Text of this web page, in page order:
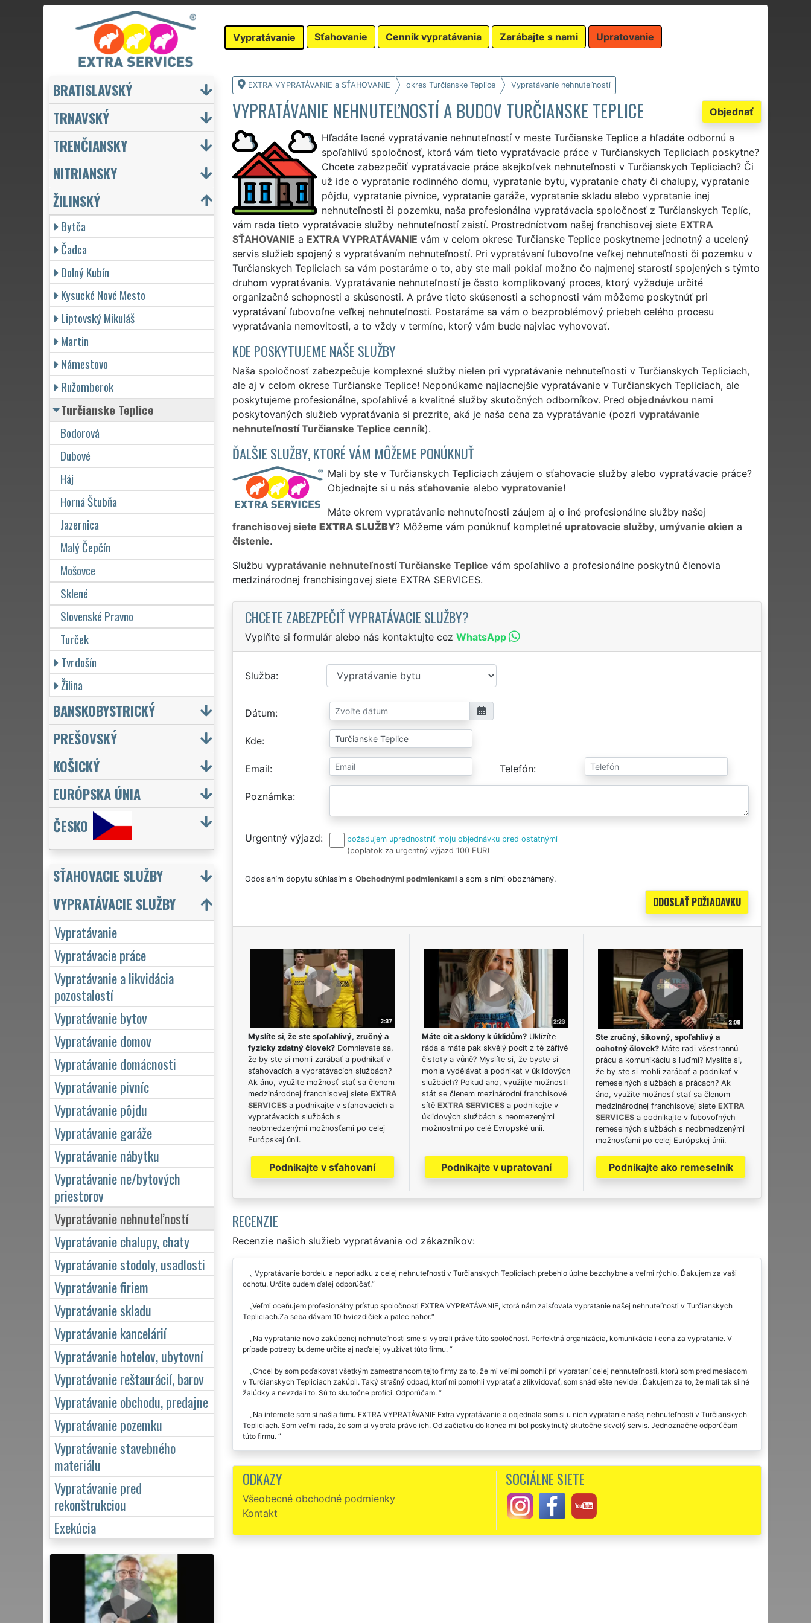
Vypratávanie Sťahovanie Cenník vypratávania Zarábajte s nami Upratovanie
EXTRA VYPRATÁVANIE a SŤAHOVANIE okres Turčianske Teplice Vypratávanie nehnuteľností
Objednať
VYPRATÁVANIE NEHNUTEĽNOSTÍ A BUDOV TURČIANSKE TEPLICE
Hľadáte lacné vypratávanie nehnuteľností v meste Turčianske Teplice a hľadáte odbornú a
spoľahlivú spoločnosť, ktorá vám tieto vypratávacie práce v Turčianskych Tepliciach poskytne?
Chcete zabezpečiť vypratávacie práce akejkoľvek nehnuteľnosti v Turčianskych Tepliciach? Či
už ide o vypratanie rodinného domu, vypratanie bytu, vypratanie chaty či chalupy, vypratanie
pôjdu, vypratanie pivnice, vypratanie garáže, vypratanie skladu alebo vypratanie inej
nehnuteľnosti či pozemku, naša profesionálna vypratávacia spoločnosť z Turčianskych Teplíc,
vám rada tieto vypratávacie služby nehnuteľností zaistí. Prostredníctvom našej franchisovej siete EXTRA
SŤAHOVANIE a EXTRA VYPRATÁVANIE vám v celom okrese Turčianske Teplice poskytneme jednotný a ucelený
servis služieb spojený s vypratávaním nehnuteľností. Pri vypratávaní ľubovoľne veľkej nehnuteľnosti či pozemku v
Turčianskych Tepliciach sa vám postaráme o to, aby ste mali pokiaľ možno čo najmenej starostí spojených s týmto
druhom vypratávania. Vypratávanie nehnuteľností je často komplikovaný proces, ktorý vyžaduje určité
organizačné schopnosti a skúsenosti. A práve tieto skúsenosti a schopnosti vám môžeme poskytnúť pri
vypratávaní ľubovoľne veľkej nehnuteľnosti. Postaráme sa vám o bezproblémový priebeh celého procesu
vypratávania nemovitosti, a to vždy v termíne, ktorý vám bude najviac vyhovovať.
KDE POSKYTUJEME NAŠE SLUŽBY
Naša spoločnosť zabezpečuje komplexné služby nielen pri vypratávanie nehnuteľnosti v Turčianskych Tepliciach,
ale aj v celom okrese Turčianske Teplice! Neponúkame najlacnejšie vypratávanie v Turčianskych Tepliciach, ale
poskytujeme profesionálne, spoľahlivé a kvalitné služby skutočných odborníkov. Pred objednávkou nami
poskytovaných služieb vypratávania si prezrite, aká je naša cena za vypratávanie (pozri vypratávanie
nehnuteľností Turčianske Teplice cenník).
ĎALŠIE SLUŽBY, KTORÉ VÁM MÔŽEME PONÚKNUŤ
Mali by ste v Turčianskych Tepliciach záujem o sťahovacie služby alebo vypratávacie práce?
Objednajte si u nás sťahovanie alebo vypratovanie!
Máte okrem vypratávanie nehnuteľnosti záujem aj o iné profesionálne služby našej
franchisovej siete EXTRA SLUŽBY? Môžeme vám ponúknuť kompletné upratovacie služby, umývanie okien a
čistenie.
Službu vypratávanie nehnuteľností Turčianske Teplice vám spoľahlivo a profesionálne poskytnú členovia
medzinárodnej franchisingovej siete EXTRA SERVICES.
CHCETE ZABEZPEČIŤ VYPRATÁVACIE SLUŽBY?
Vyplňte si formulár alebo nás kontaktujte cez WhatsApp
Služba
Dátum
Kde
Email Telefón
Poznámka
Urgentný výjazd
požadujem uprednostniť moju objednávku pred ostatnými
(poplatok za urgentný výjazd 100 EUR)
Odoslaním dopytu súhlasím s Obchodnými podmienkamia som s nimi oboznámený.
Myslíte si, že ste spoľahlivý, zručný a
fyzicky zdatný človek?Domnievate sa,
že by ste si mohli zarábať a podnikať v
sťahovacích a vypratávacích službách?
Ak áno, využite možnosť stať sa členom
medzinárodnej franchisovej siete EXTRA
SERVICESa podnikajte v sťahovacích a
vypratávacích službách s
neobmedzenými možnosťami po celej
Európskej únii.
Podnikajte v sťahovaní
Máte cit a sklony k úklidům?Uklízíte
ráda a máte pak skvělý pocit z té zářivé
čistoty a vůně? Myslíte si, že byste si
mohla vydělávat a podnikat v úklidových
službách? Pokud ano, využijte možnosti
stát se členem mezinárodní franchisové
sítě EXTRA SERVICESa podnikejte v
úklidových službách s neomezenými
možnostmi po celé Evropské unii.
Podnikajte v upratovaní
Ste zručný, šikovný, spoľahlivý a
ochotný človek? Máte radi všestrannú
prácu a komunikáciu s ľuďmi? Myslíte si,
že by ste si mohli zarábať a podnikať v
remeselných službách a prácach? Ak
áno, využite možnosť stať sa členom
medzinárodnej franchisovej siete EXTRA
SERVICES a podnikajte v ľubovoľných
remeselných službách s neobmedzenými
možnosťami po celej Európskej únii.
Podnikajte ako remeselník
RECENZIE
Recenzie našich služieb vypratávania od zákazníkov:
Vypratávanie bordelu a neporiadku z celej nehnuteľnosti v Turčianskych Tepliciach prebehlo úplne bezchybne a veľmi rýchlo. Ďakujem za vaši
ochotu. Určite budem ďalej odporúčať.
Veľmi oceňujem profesionálny prístup spoločnosti EXTRA VYPRATÁVANIE, ktorá nám zaisťovala vypratanie našej nehnuteľnosti v Turčianskych
Tepliciach.Za seba dávam 10 hviezdičiek a palec nahor.
Na vypratanie novo zakúpenej nehnuteľnosti sme si vybrali práve túto spoločnosť. Perfektná organizácia, komunikácia i cena za vypratanie. V
prípade potreby budeme určite aj naďalej využívať túto firmu.
Chcel by som poďakovať všetkým zamestnancom tejto firmy za to, že mi veľmi pomohli pri vyprataní celej nehnuteľnosti, ktorú som pred mesiacom
v Turčianskych Tepliciach zakúpil. Taký strašný odpad, ktorí mi pomohli vypratať a zlikvidovať, som snáď ešte nevidel. Ďakujem za to, že mali tak silné
žalúdky a nevzdali to. Sú to skutočne profíci. Odporúčam.
Na internete som si našla firmu EXTRA VYPRATÁVANIE Extra vypratávanie a objednala som si u nich vypratanie našej nehnuteľnosti v Turčianskych
Tepliciach. Som veľmi rada, že som si vybrala práve ich. Od začiatku do konca mi bol poskytnutý skutočne skvelý servis. Jednoznačne odporúčam
túto firmu.
pracovníkov.
Turčianskych Teplíc. Vždy je s nimi výborná komunikácia a svoju prácu odvedú zakaždým na výbornú. Rozhodne odporúčame na vypratávanie alebo
sťahovanie využívať služby tejto spoločnosti.
ODKAZY
Všeobecné obchodné podmienky
Kontakt
SOCIÁLNE SIETE
BRATISLAVSKÝ
TRNAVSKÝ
TRENČIANSKY
NITRIANSKY
ŽILINSKÝ
Bytča
Čadca
Dolný Kubín
Kysucké Nové Mesto
Liptovský Mikuláš
Martin
Námestovo
Ružomberok
Turčianske Teplice
Bodorová
Dubové
Háj
Horná Štubňa
Jazernica
Malý Čepčín
Mošovce
Sklené
Slovenské Pravno
Turček
Tvrdošín
Žilina
BANSKOBYSTRICKÝ
PREŠOVSKÝ
KOŠICKÝ
EURÓPSKA ÚNIA
ČESKO
SŤAHOVACIE SLUŽBY
VYPRATÁVACIE SLUŽBY
Vypratávanie
Vypratávacie práce
Vypratávanie a likvidácia
pozostalostí
Vypratávanie bytov
Vypratávanie domov
Vypratávanie domácnosti
Vypratávanie pivníc
Vypratávanie pôjdu
Vypratávanie garáže
Vypratávanie nábytku
Vypratávanie ne/bytových
priestorov
Vypratávanie nehnuteľností
Vypratávanie chalupy, chaty
Vypratávanie stodoly, usadlosti
Vypratávanie firiem
Vypratávanie skladu
Vypratávanie kancelárií
Vypratávanie hotelov, ubytovní
Vypratávanie reštaurácií, barov
Vypratávanie obchodu, predajne
Vypratávanie pozemku
Vypratávanie stavebného
materiálu
Vypratávanie pred
rekonštrukciou
Exekúcia